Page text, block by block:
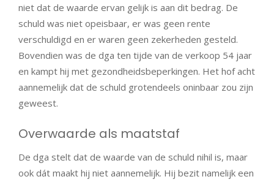
niet dat de waarde ervan gelijk is aan dit bedrag. De
schuld was niet opeisbaar, er was geen rente
verschuldigd en er waren geen zekerheden gesteld.
Bovendien was de dga ten tijde van de verkoop 54 jaar
en kampt hij met gezondheidsbeperkingen. Het hof acht
aannemelijk dat de schuld grotendeels oninbaar zou zijn
geweest.
Overwaarde als maatstaf
De dga stelt dat de waarde van de schuld nihil is, maar
ook dát maakt hij niet aannemelijk. Hij bezit namelijk een